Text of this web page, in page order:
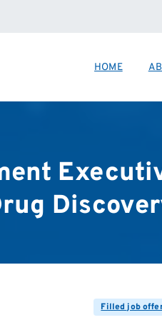
HOME
Filled job